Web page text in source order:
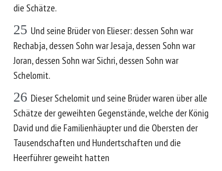
die Schätze.
25 Und seine Brüder von Elieser: dessen Sohn war
Rechabja, dessen Sohn war Jesaja, dessen Sohn war
Joran, dessen Sohn war Sichri, dessen Sohn war
Schelomit.
26 Dieser Schelomit und seine Brüder waren über alle
Schätze der geweihten Gegenstände, welche der König
David und die Familienhäupter und die Obersten der
Tausendschaften und Hundertschaften und die
Heerführer geweiht hatten